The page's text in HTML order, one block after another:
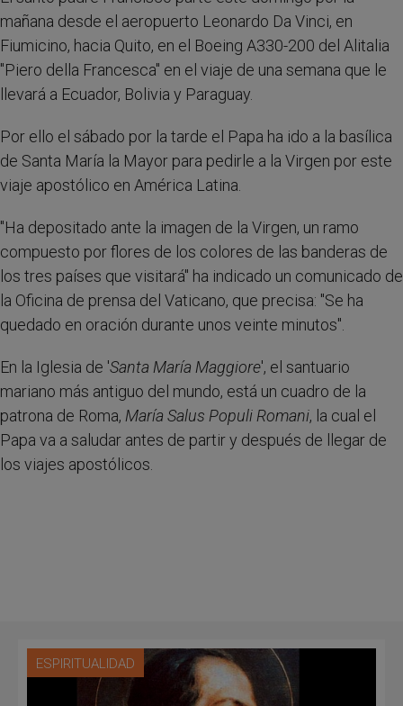
mañana desde el aeropuerto Leonardo Da Vinci, en
Fiumicino, hacia Quito, en el Boeing A330-200 del Alitalia
"Piero della Francesca" en el viaje de una semana que le
llevará a Ecuador, Bolivia y Paraguay.
Por ello el sábado por la tarde el Papa ha ido a la basílica
de Santa María la Mayor para pedirle a la Virgen por este
viaje apostólico en América Latina.
"Ha depositado ante la imagen de la Virgen, un ramo
compuesto por flores de los colores de las banderas de
los tres países que visitará" ha indicado un comunicado de
la Oficina de prensa del Vaticano, que precisa: "Se ha
quedado en oración durante unos veinte minutos".
En la Iglesia de 'Santa María Maggiore', el santuario
mariano más antiguo del mundo, está un cuadro de la
patrona de Roma, María Salus Populi Romani, la cual el
Papa va a saludar antes de partir y después de llegar de
los viajes apostólicos.
ESPIRITUALIDAD